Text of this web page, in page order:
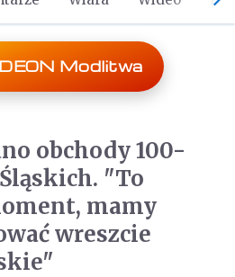
Modlitwa
obchody 100-
"To
mamy
wreszcie